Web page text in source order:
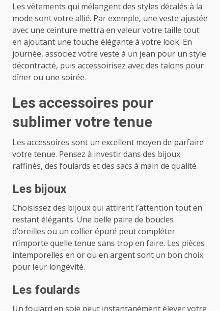
Les vêtements qui mélangent des styles décalés à la
mode sont votre allié. Par exemple, une veste ajustée
avec une ceinture mettra en valeur votre taille tout
en ajoutant une touche élégante à votre look. En
journée, associez votre veste à un jean pour un style
décontracté, puis accessoirisez avec des talons pour
dîner ou une soirée.
Les accessoires pour
sublimer votre tenue
Les accessoires sont un excellent moyen de parfaire
votre tenue. Pensez à investir dans des bijoux
raffinés, des foulards et des sacs à main de qualité.
Les bijoux
Choisissez des bijoux qui attirent l’attention tout en
restant élégants. Une belle paire de boucles
d’oreilles ou un collier épuré peut compléter
n’importe quelle tenue sans trop en faire. Les pièces
intemporelles en or ou en argent sont un bon choix
pour leur longévité.
Les foulards
Un foulard en soie peut instantanément élever votre